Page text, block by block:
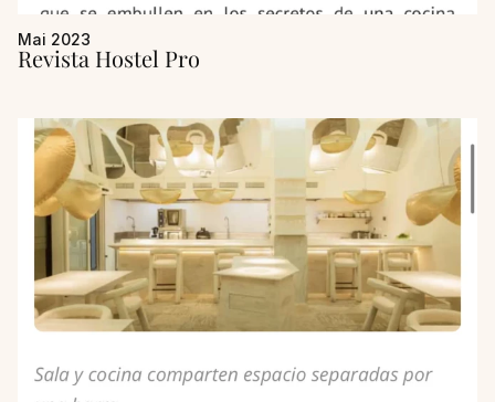
Mai 2023
Revista Hostel Pro